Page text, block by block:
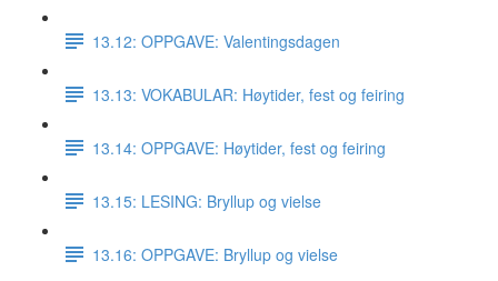
13.12: OPPGAVE: Valentingsdagen
13.13: VOKABULAR: Høytider, fest og feiring
13.14: OPPGAVE: Høytider, fest og feiring
13.15: LESING: Bryllup og vielse
13.16: OPPGAVE: Bryllup og vielse